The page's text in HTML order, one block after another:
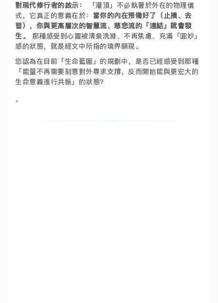
對現代修行者的啟示：
「灌頂」不必執著於外在的物理儀
式，它真正的意義在於： 當你的內在預備好了（止損、去
習），你與更高層次的智慧流、慈悲流的「連結」就會發
生。
那種感受到心靈被清泉洗滌、不再焦慮、充滿「圓妙」
感的狀態，就是經文中所指的境界顯現。
您認為在目前「生命藍圖」的規劃中，是否已經感受到那種
「能量不再需要刻意對外尋求支撐，反而開始能與更宏大的
生命意義進行共振」的狀態？
。